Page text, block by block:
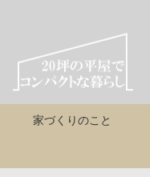
家づくりのこと